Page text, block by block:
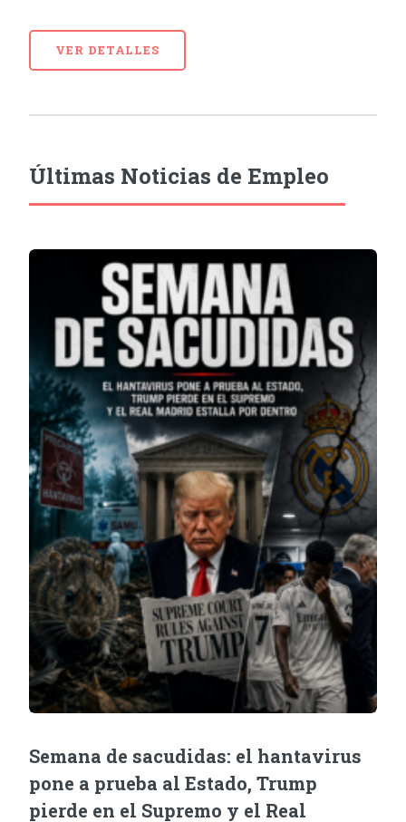
VER DETALLES
Últimas Noticias de Empleo
Semana de sacudidas: el hantavirus
pone a prueba al Estado, Trump
pierde en el Supremo y el Real